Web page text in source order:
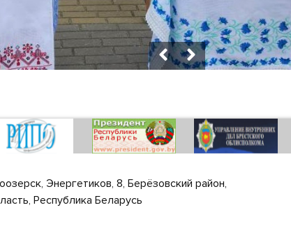
Энергетиков, 8, Берёзовский район,
Республика Беларусь